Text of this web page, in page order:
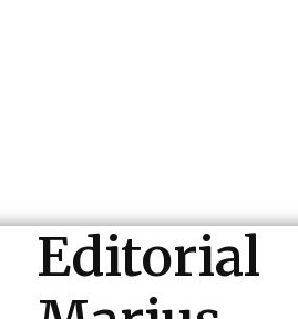
Editorial